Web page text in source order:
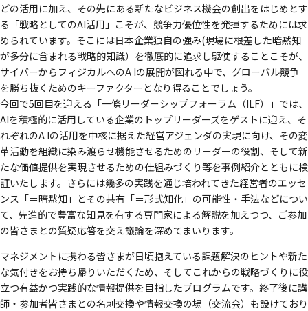
どの活用に加え、その先にある新たなビジネス機会の創出をはじめとす
る「戦略としてのAI活用」こそが、競争力優位性を発揮するためには求
められています。そこには日本企業独自の強み(現場に根差した暗黙知
が多分に含まれる戦略的知識）を徹底的に追求し駆使することこそが、
サイバーからフィジカルへのA Iの展開が図れる中で、グローバル競争
を勝ち抜くためのキーファクターとなり得ることでしょう。
今回で5回目を迎える「一條リーダーシップフォーラム（ILF）」では、
AIを積極的に活用している企業のトップリーダーズをゲストに迎え、そ
れぞれのA Iの活用を中核に据えた経営アジェンダの実現に向け、その変
革活動を組織に染み渡らせ機能させるためのリーダーの役割、そして新
たな価値提供を実現させるための仕組みづくり等を事例紹介とともに検
証いたします。さらには幾多の実践を通じ培われてきた経営者のエッセ
ンス「＝暗黙知」とその共有「＝形式知化」の可能性・手法などについ
て、先進的で豊富な知見を有する専門家による解説を加えつつ、ご参加
の皆さまとの質疑応答を交え議論を深めてまいります。
マネジメントに携わる皆さまが日頃抱えている課題解決のヒントや新た
な気付きをお持ち帰りいただくため、そしてこれからの戦略づくりに役
立つ有益かつ実践的な情報提供を目指したプログラムです。終了後に講
師・参加者皆さまとの名刺交換や情報交換の場（交流会）も設けており